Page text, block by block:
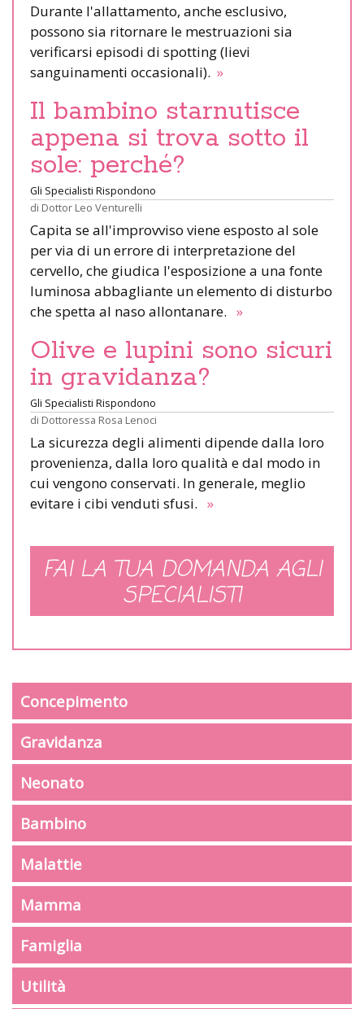
Durante l'allattamento, anche esclusivo,
possono sia ritornare le mestruazioni sia
verificarsi episodi di spotting (lievi
sanguinamenti occasionali). »
Il bambino starnutisce
appena si trova sotto il
sole: perché?
Gli Specialisti Rispondono
di Dottor Leo Venturelli
Capita se all'improvviso viene esposto al sole
per via di un errore di interpretazione del
cervello, che giudica l'esposizione a una fonte
luminosa abbagliante un elemento di disturbo
che spetta al naso allontanare. »
Olive e lupini sono sicuri
in gravidanza?
Gli Specialisti Rispondono
di Dottoressa Rosa Lenoci
La sicurezza degli alimenti dipende dalla loro
provenienza, dalla loro qualità e dal modo in
cui vengono conservati. In generale, meglio
evitare i cibi venduti sfusi. »
FAI LA TUA DOMANDA AGLI
SPECIALISTI
Concepimento
Gravidanza
Neonato
Bambino
Malattie
Mamma
Famiglia
Utilità